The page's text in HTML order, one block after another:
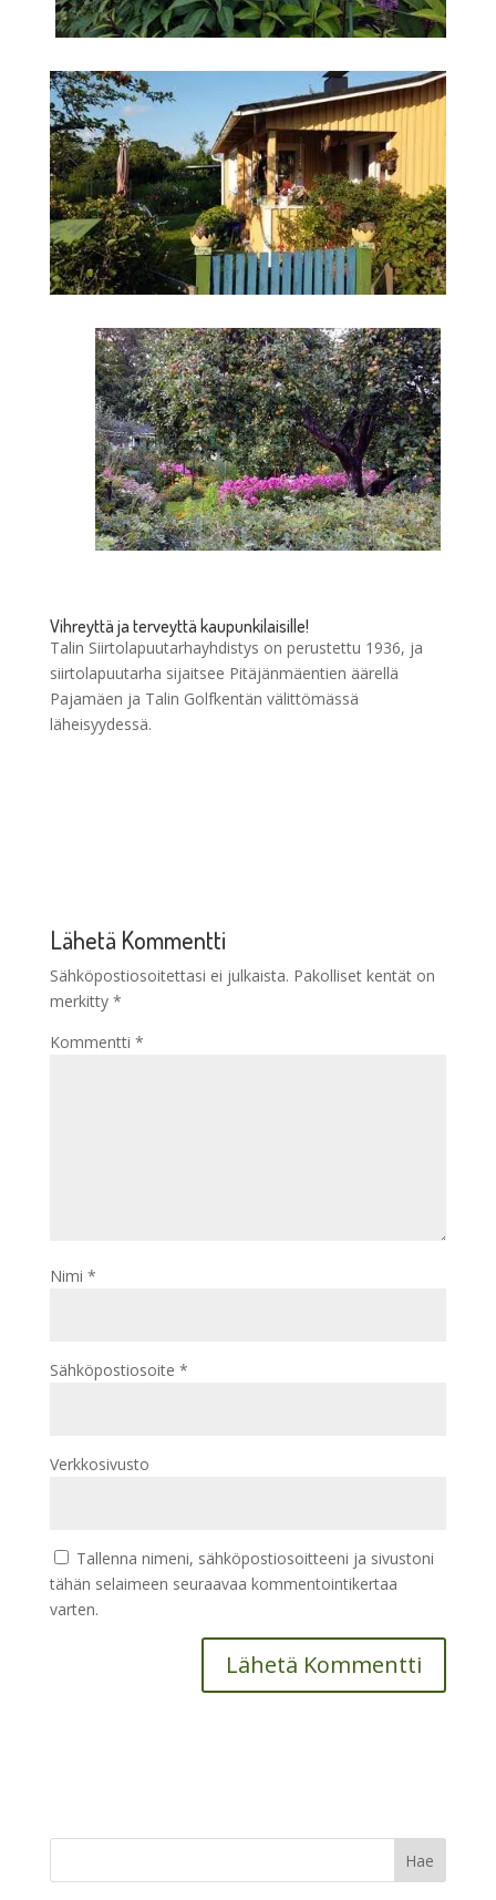
Vihreyttä ja terveyttä kaupunkilaisille!
Talin Siirtolapuutarhayhdistys on perustettu 1936, ja
siirtolapuutarha sijaitsee Pitäjänmäentien äärellä
Pajamäen ja Talin Golfkentän välittömässä
läheisyydessä.
Lähetä Kommentti
Sähköpostiosoitettasi ei julkaista. Pakolliset kentät on
merkitty *
Kommentti *
Nimi *
Sähköpostiosoite *
Verkkosivusto
Tallenna nimeni, sähköpostiosoitteeni ja sivustoni
tähän selaimeen seuraavaa kommentointikertaa
varten.